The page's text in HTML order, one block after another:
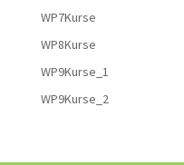
WP7Kurse
WP8Kurse
WP9Kurse_1
WP9Kurse_2